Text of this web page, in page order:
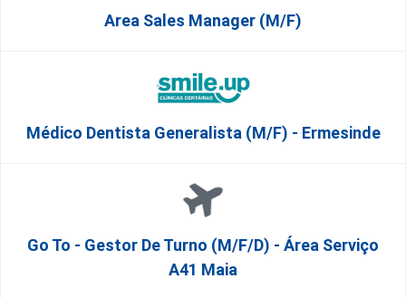
Area Sales Manager (m/f)
Médico Dentista Generalista (M/F) - Ermesinde
Go To - Gestor De Turno (m/f/d) - Área Serviço
A41 Maia